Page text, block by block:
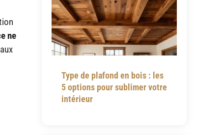
ne
Type de plafond en bois : les
5 options pour sublimer votre
intérieur